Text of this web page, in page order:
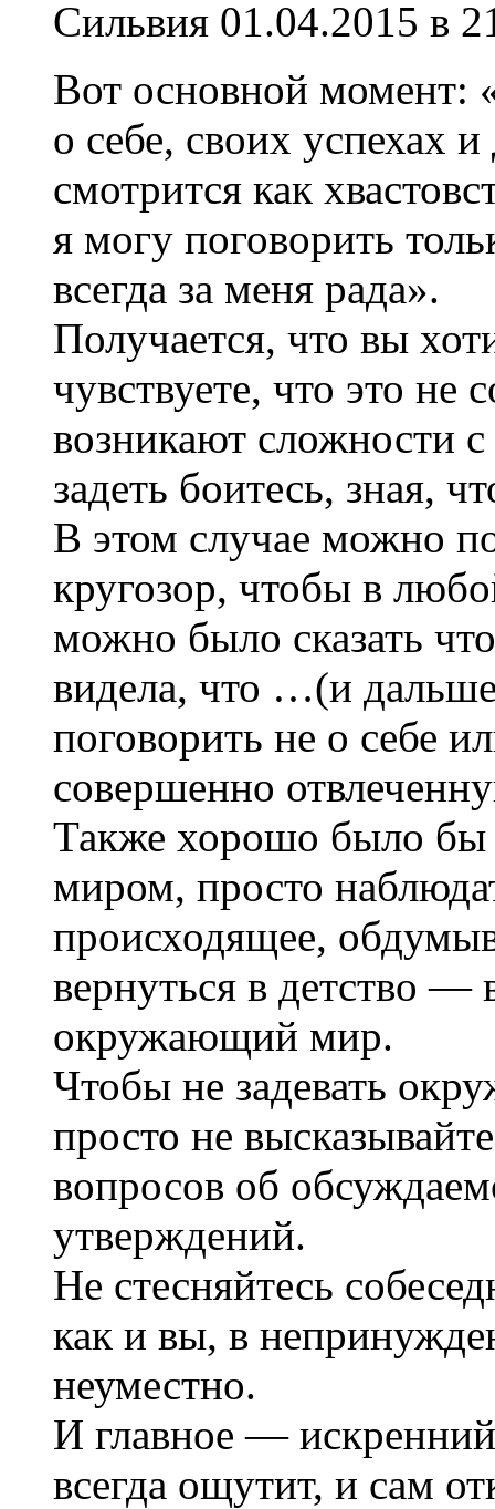
Сильвия 01.04.2015 в
Вот основной момент:
о себе, своих успехах
смотрится как
я могу поговорить
всегда за меня рада».
Получается, что вы
чувствуете, что это не
возникают сложности
задеть боитесь, зная,
В этом случае можно
кругозор, чтобы в
можно было сказать
видела, что …(и
поговорить не о себе
совершенно
Также хорошо было бы
миром, просто
происходящее,
вернуться в детство —
окружающий мир.
Чтобы не задевать
просто не
вопросов об
утверждений.
Не стесняйтесь
как и вы, в
неуместно.
И главное —
всегда ощутит, и сам